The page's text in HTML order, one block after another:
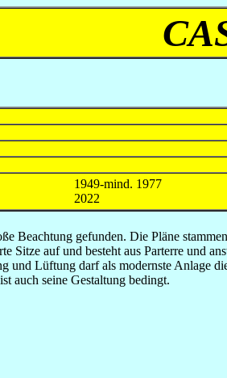
1949-mind. 1977
2022
Beachtung gefunden. Die Pläne
auf und besteht aus Parterre und
Lüftung darf als modernste
auch seine Gestaltung bedingt.